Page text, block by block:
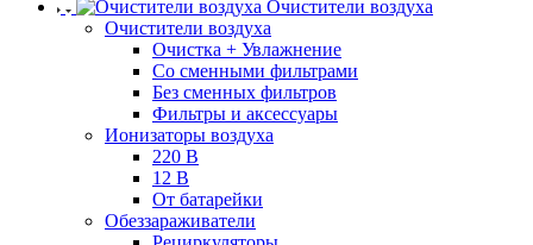
Очистители воздуха
Очистители воздуха
Очистка + Увлажнение
Cо сменными фильтрами
Без сменных фильтров
Фильтры и аксессуары
Ионизаторы воздуха
220 В
12 В
От батарейки
Обеззараживатели